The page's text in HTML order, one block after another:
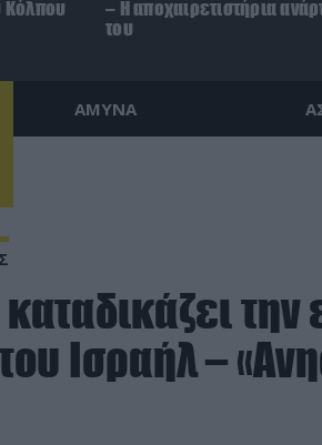
Κόλπου
– Η αποχαιρετιστήρια
του
ΑΜΥΝΑ
την
Ισραήλ –